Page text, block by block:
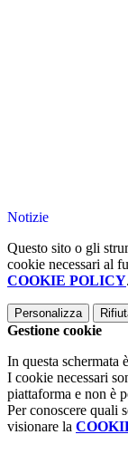
Notizie
Questo sito o gli
cookie necessari al
COOKIE POLICY.
Personalizza
Gestione cookie
In questa schermata
I cookie necessari
piattaforma e non è
Per conoscere quali
visionare la